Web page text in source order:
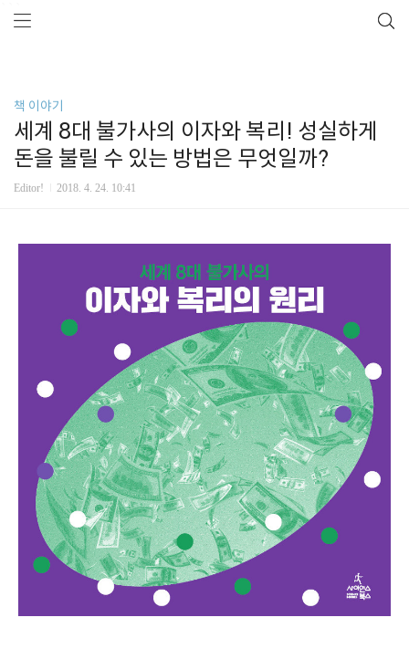
책 이야기
세계 8대 불가사의 이자와 복리! 성실하게
돈을 불릴 수 있는 방법은 무엇일까?
Editor! 2018. 4. 24. 10:41